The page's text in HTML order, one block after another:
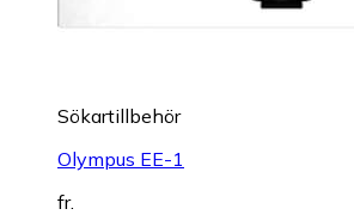
Sökartillbehör
Olympus EE-1
fr.